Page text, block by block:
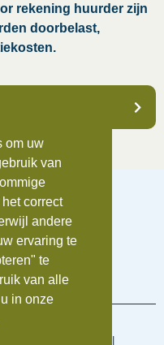
rekening huurder zijn
doorbelast,
742655
|KvK:84734876
|
om uw
van
correct
andere
ervaring te
te
van alle
in onze